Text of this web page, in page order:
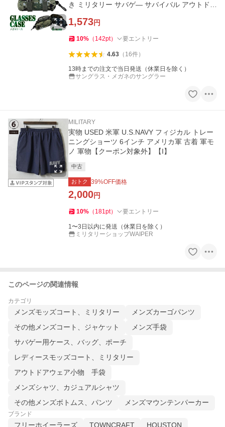
き ミリタリー サバゲ― サバイバル アウトドア
1,573円
10% （ 142pt） 要エントリー
4.63（ 16件）
13時までの注文で当日発送（休業日を除く）
サングラス・メガネのサングラー
MILITARY
実物 USED 米軍 U.S.NAVY フィジカル トレー
ニングショーツ 6インチ アメリカ軍 古着 軍モ
ノ 軍物【クーポン対象外】【I】
中古
おトク 39%OFF価格
2,000円
10% （ 181pt） 要エントリー
1〜3日以内に発送（休業日を除く）
ミリタリーショップWAIPER
このページの関連情報
カテゴリ
メンズモッズコート、ミリタリー
メンズカーゴパンツ
その他メンズコート、ジャケット
メンズ手袋
サバゲー用ケース、バッグ、ポーチ
レディースモッズコート、ミリタリー
アウトドアウェア小物 手袋
メンズシャツ、カジュアルシャツ
その他メンズボトムス、パンツ
メンズマウンテンパーカー
ブランド
フリーホイーラーズ TOWNCRAFT HOUSTON